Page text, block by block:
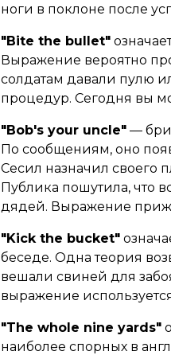
ноги в поклоне после
"Bite the bullet"
Выражение вероятно
солдатам давали пулю
процедур. Сегодня вы
"Bob's your uncle" —
По сообщениям, оно
Сесил назначил своего
Публика пошутила, что
дядей. Выражение
"Kick the bucket"
беседе. Одна теория
вешали свиней для
выражение
"The whole nine yards"
наиболее спорных в